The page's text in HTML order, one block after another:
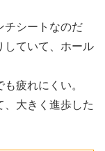
チシートなのだ
していて、ホール
疲れにくい。
、大きく進歩した